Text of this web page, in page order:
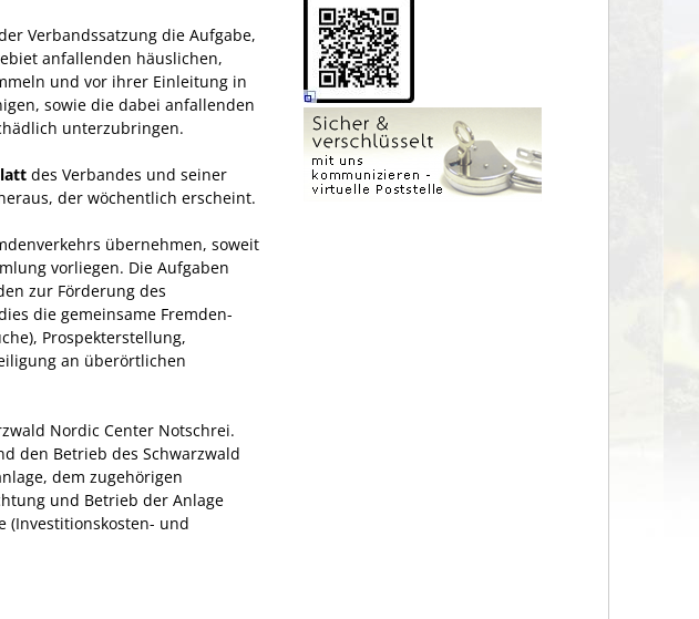
Verbandssatzung die Aufgabe,
anfallenden häuslichen,
und vor ihrer Einleitung in
sowie die dabei anfallenden
unterzubringen.
des Verbandes und seiner
der wöchentlich erscheint.
übernehmen, soweit
vorliegen. Die Aufgaben
zur Förderung des
die gemeinsame Fremden­
Prospekter­stellung,
an überörtlichen
Nordic Center Notschrei.
den Betrieb des Schwarzwald
dem zugehörigen
und Betrieb der Anlage
(Investitionskosten- und